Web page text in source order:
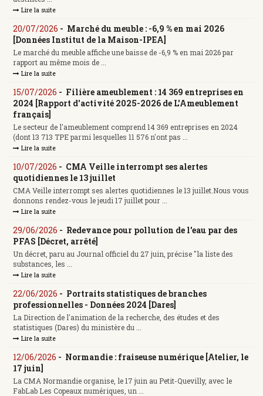
Lire la suite
20/07/2026 - Marché du meuble : -6,9 % en mai 2026
[Données Institut de la Maison-IPEA]
Le marché du meuble affiche une baisse de -6,9 % en mai 2026 par
rapport au même mois de ...
Lire la suite
15/07/2026 - Filière ameublement : 14 369 entreprises en
2024 [Rapport d'activité 2025-2026 de L'Ameublement
français]
Le secteur de l'ameublement comprend 14 369 entreprises en 2024
(dont 13 713 TPE parmi lesquelles 11 576 n'ont pas ...
Lire la suite
10/07/2026 - CMA Veille interrompt ses alertes
quotidiennes le 13 juillet
CMA Veille interrompt ses alertes quotidiennes le 13 juillet.Nous vous
donnons rendez-vous le jeudi 17 juillet pour ...
Lire la suite
29/06/2026 - Redevance pour pollution de l'eau par des
PFAS [Décret, arrêté]
Un décret, paru au Journal officiel du 27 juin, précise "la liste des
substances, les ...
Lire la suite
22/06/2026 - Portraits statistiques de branches
professionnelles - Données 2024 [Dares]
La Direction de l'animation de la recherche, des études et des
statistiques (Dares) du ministère du ...
Lire la suite
12/06/2026 - Normandie : fraiseuse numérique [Atelier, le
17 juin]
La CMA Normandie organise, le 17 juin au Petit-Quevilly, avec le
FabLab Les Copeaux numériques, un ...